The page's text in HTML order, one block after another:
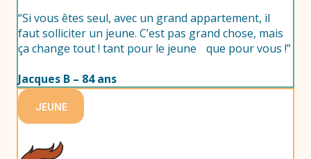
“Si vous êtes seul, avec un grand appartement, il
faut solliciter un jeune. C’est pas grand chose, mais
ça change tout ! tant pour le jeune que pour vous !”
Jacques B – 84 ans
JEUNE